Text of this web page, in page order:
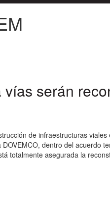
serán
de infraestructuras
dentro del acuerdo
totalmente asegurada la